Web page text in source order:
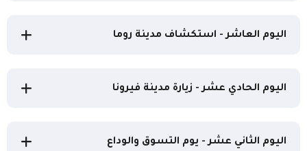
اليوم العاشر - استكشاف مدينة روما
اليوم الحادي عشر - زيارة مدينة فيرونا
اليوم الثاني عشر - يوم التسوق والوداع